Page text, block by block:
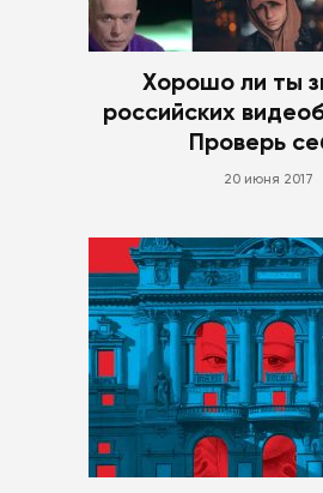
Хорошо ли ты
российских
Проверь
20 июня 2017